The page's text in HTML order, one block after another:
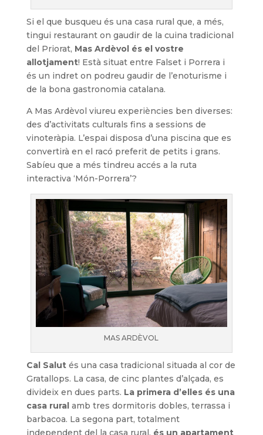
Si el que busqueu és una casa rural que, a més,
tingui restaurant on gaudir de la cuina tradicional
del Priorat, Mas Ardèvol és el vostre
allotjament! Està situat entre Falset i Porrera i
és un indret on podreu gaudir de l’enoturisme i
de la bona gastronomia catalana.
A Mas Ardèvol viureu experiències ben diverses:
des d’activitats culturals fins a sessions de
vinoteràpia. L’espai disposa d’una piscina que es
convertirà en el racó preferit de petits i grans.
Sabíeu que a més tindreu accés a la ruta
interactiva ‘Món-Porrera’?
MAS ARDÈVOL
Cal Salutés una casa tradicional situada al cor de
Gratallops. La casa, de cinc plantes d’alçada, es
divideix en dues parts. La primera d’elles és una
casa ruralamb tres dormitoris dobles, terrassa i
barbacoa. La segona part, totalment
independent del la casa rural, és un apartament